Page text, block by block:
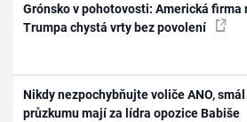
Grónsko v pohotovosti: Americká firma
Trumpa chystá vrty bez povolení
Nikdy nezpochybňujte voliče ANO,
průzkumu mají za lídra opozice Babiše